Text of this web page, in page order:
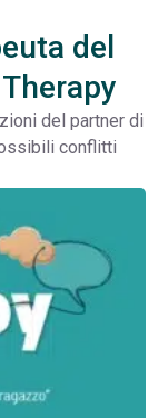
del
del partner di
conflitti